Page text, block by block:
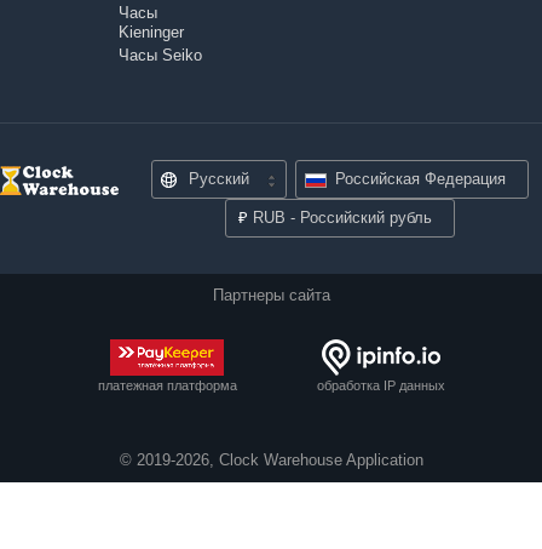
Часы
Kieninger
Часы Seiko
Русский Российская Федерация
₽ RUB - Российский рубль
Партнеры сайта
платежная платформа обработка IP данных
© 2019-2026, Clock Warehouse Application